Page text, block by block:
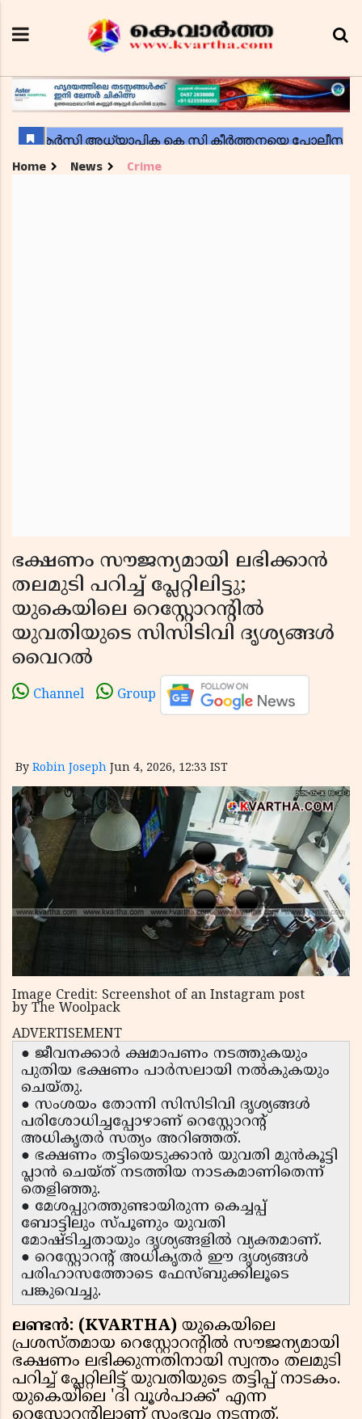
Home News Crime
ഭക്ഷണം സൗജന്യമായി ലഭിക്കാൻ
തലമുടി പറിച്ച് പ്ലേറ്റിലിട്ടു;
യുകെയിലെ റെസ്റ്റോറൻ്റിൽ
യുവതിയുടെ സിസിടിവി ദൃശ്യങ്ങൾ
വൈറൽ
Channel Group
By Robin Joseph Jun 4, 2026, 12:33 IST
Image Credit: Screenshot of an Instagram post
by The Woolpack
ADVERTISEMENT
● ജീവനക്കാർ ക്ഷമാപണം നടത്തുകയും
പുതിയ ഭക്ഷണം പാർസലായി നൽകുകയും
ചെയ്തു.
● സംശയം തോന്നി സിസിടിവി ദൃശ്യങ്ങൾ
പരിശോധിച്ചപ്പോഴാണ് റെസ്റ്റോറൻ്റ്
അധികൃതർ സത്യം അറിഞ്ഞത്.
● ഭക്ഷണം തട്ടിയെടുക്കാൻ യുവതി മുൻകൂട്ടി
പ്ലാൻ ചെയ്ത് നടത്തിയ നാടകമാണിതെന്ന്
തെളിഞ്ഞു.
● മേശപ്പുറത്തുണ്ടായിരുന്ന കെച്ചപ്പ്
ബോട്ടിലും സ്പൂണും യുവതി
മോഷ്ടിച്ചതായും ദൃശ്യങ്ങളിൽ വ്യക്തമാണ്.
● റെസ്റ്റോറൻ്റ് അധികൃതർ ഈ ദൃശ്യങ്ങൾ
പരിഹാസത്തോടെ ഫേസ്ബുക്കിലൂടെ
പങ്കുവെച്ചു.
ലണ്ടൻ: (KVARTHA) യുകെയിലെ
പ്രശസ്തമായ റെസ്റ്റോറൻ്റിൽ സൗജന്യമായി
ഭക്ഷണം ലഭിക്കുന്നതിനായി സ്വന്തം തലമുടി
പറിച്ച് പ്ലേറ്റിലിട്ട് യുവതിയുടെ തട്ടിപ്പ് നാടകം.
യുകെയിലെ 'ദി വൂൾപാക്ക്' എന്ന